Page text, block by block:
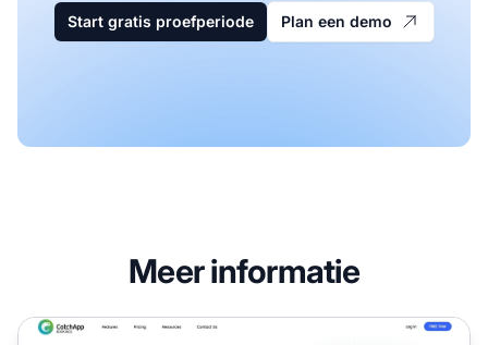
Start gratis proefperiode Plan een demo
Meer informatie
CatchApp Affiliate Programma